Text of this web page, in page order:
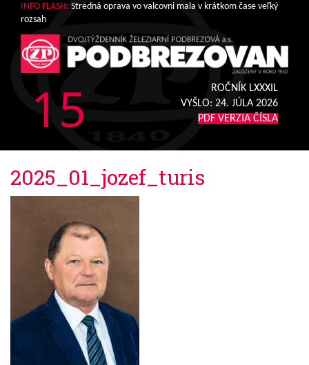
INFO FLASH: Stredná oprava vo valcovni mala v krátkom čase veľký
rozsah
15
ROČNÍK LXXXIL
VYŠLO: 24. JÚLA 2026
PDF VERZIA ČÍSLA
2025_01_jozef_turis